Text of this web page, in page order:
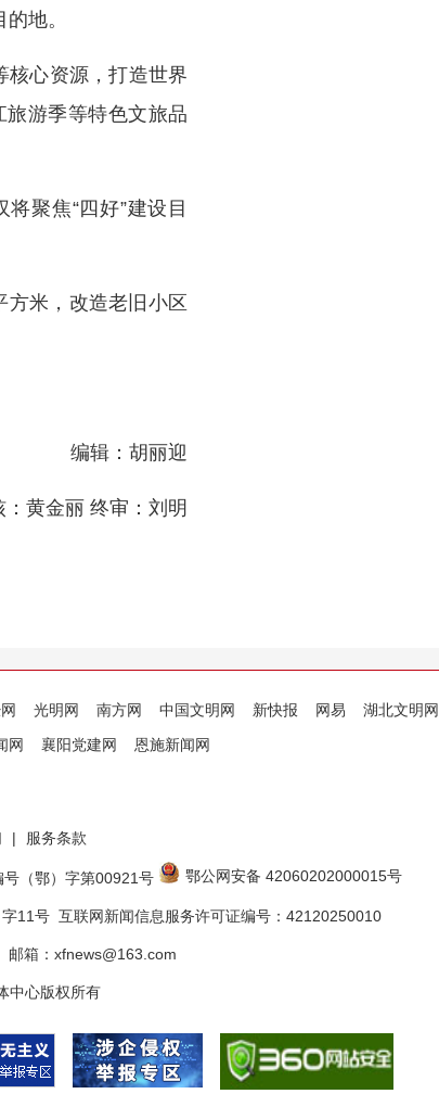
地。
核心资源，打造世界
旅游季等特色文旅品
聚焦“四好”建设目
米，改造老旧小区
编辑：胡丽迎
：黄金丽 终审：刘明
光明网 南方网 中国文明网 新快报 网易
湖北文明网
网 襄阳党建网 恩施新闻网
| 服务条款
（鄂）字第00921号 鄂公网安备 42060202000015号
11号 互联网新闻信息服务许可证编号：42120250010
箱：xfnews@163.com
中心版权所有